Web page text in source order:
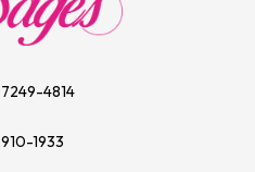
4814
1933